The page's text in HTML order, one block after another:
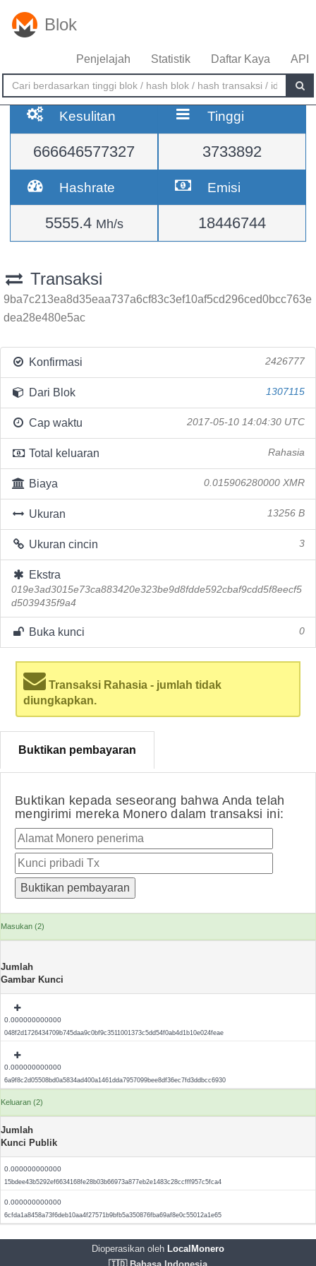
Blok
Penjelajah Statistik Daftar Kaya API
Kesulitan
666646577327
Tinggi
3733892
Hashrate
5555.4 Mh/s
Emisi
18446744
Transaksi
9ba7c213ea8d35eaa737a6cf83c3ef10af5cd296ced0bcc763e
dea28e480e5ac
Konfirmasi 2426777
Dari Blok 1307115
Cap waktu 2017-05-10 14:04:30 UTC
Total keluaran Rahasia
Biaya 0.015906280000 XMR
Ukuran 13256 B
Ukuran cincin 3
Ekstra
019e3ad3015e73ca883420e323be9d8fdde592cbaf9cdd5f8eecf5
d5039435f9a4
Buka kunci 0
Transaksi Rahasia - jumlah tidak
diungkapkan.
Buktikan pembayaran
Buktikan kepada seseorang bahwa Anda telah
mengirimi mereka Monero dalam transaksi ini:
Masukan (2)
Jumlah
Gambar Kunci
0.000000000000
048f2d1726434709b745daa9c0bf9c3511001373c5dd54f0ab4d1b10e024feae
0.000000000000
6a9f8c2d05508bd0a5834ad400a1461dda7957099bee8df36ec7fd3ddbcc6930
Keluaran (2)
Jumlah
Kunci Publik
0.000000000000
15bdee43b5292ef6634168fe28b03b66973a877eb2e1483c28ccfff957c5fca4
0.000000000000
6cfda1a8458a73f6deb10aa4f27571b9bfb5a350876fba69af8e0c55012a1e65
Dioperasikan oleh LocalMonero